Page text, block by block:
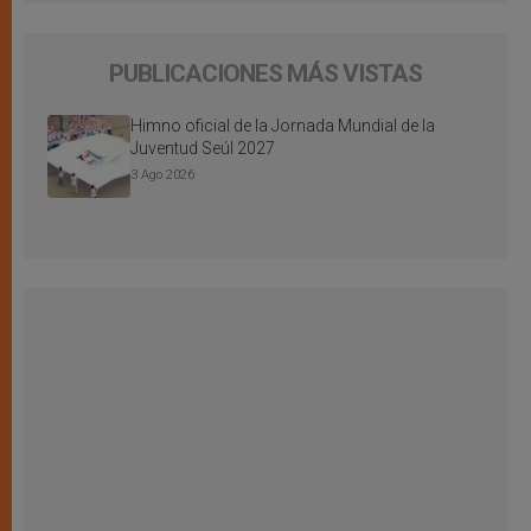
PUBLICACIONES MÁS VISTAS
Himno oficial de la Jornada Mundial de la
Juventud Seúl 2027
3 Ago 2026